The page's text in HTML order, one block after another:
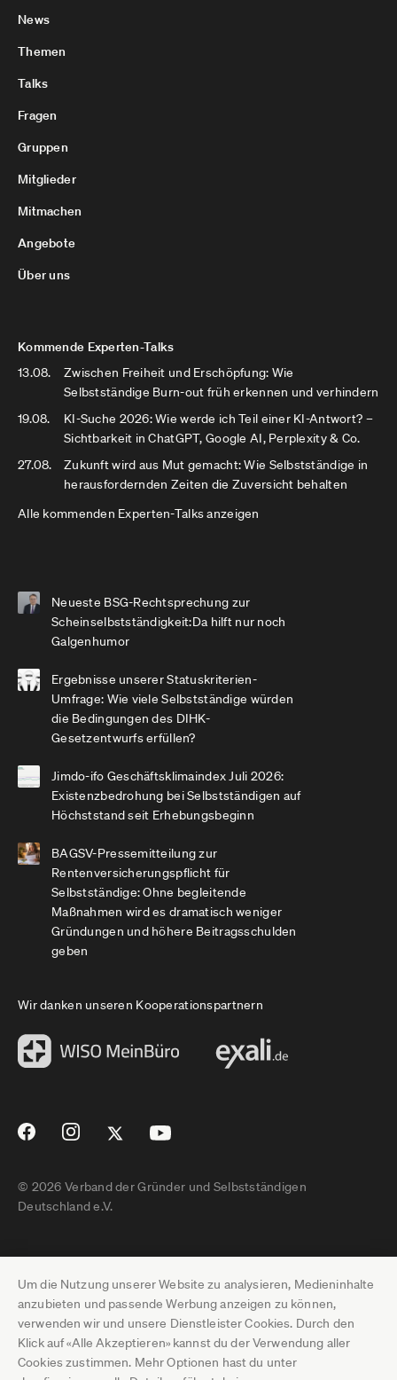
Um die Nutzung unserer Website zu analysieren, Medieninhalte
anzubieten und passende Werbung anzeigen zu können,
verwenden wir und unsere Dienstleister Cookies. Durch den
Klick auf «Alle Akzeptieren» kannst du der Verwendung aller
Cookies zustimmen. Mehr Optionen hast du unter
News
Themen
Talks
Fragen
Gruppen
Mitglieder
Mitmachen
Angebote
Über uns
Kommende Experten-Talks
13.08.
Zwischen Freiheit und Erschöpfung: Wie
Selbstständige Burn-out früh erkennen und verhindern
19.08.
KI-Suche 2026: Wie werde ich Teil einer KI-Antwort? –
Sichtbarkeit in ChatGPT, Google AI, Perplexity & Co.
27.08.
Zukunft wird aus Mut gemacht: Wie Selbstständige in
herausfordernden Zeiten die Zuversicht behalten
Alle kommenden Experten-Talks anzeigen
Neueste BSG-Rechtsprechung zur
Scheinselbstständigkeit:Da hilft nur noch
Galgenhumor
Ergebnisse unserer Statuskriterien-
Umfrage: Wie viele Selbstständige würden
die Bedingungen des DIHK-
Gesetzentwurfs erfüllen?
Jimdo-ifo Geschäftsklimaindex Juli 2026:
Existenzbedrohung bei Selbstständigen auf
Höchststand seit Erhebungsbeginn
BAGSV-Pressemitteilung zur
Rentenversicherungspflicht für
Selbstständige: Ohne begleitende
Maßnahmen wird es dramatisch weniger
Gründungen und höhere Beitragsschulden
geben
Wir danken unseren Kooperationspartnern
© 2026 Verband der Gründer und Selbstständigen
Deutschland e.V.
Impressum
Datenschutz
Pressebereich